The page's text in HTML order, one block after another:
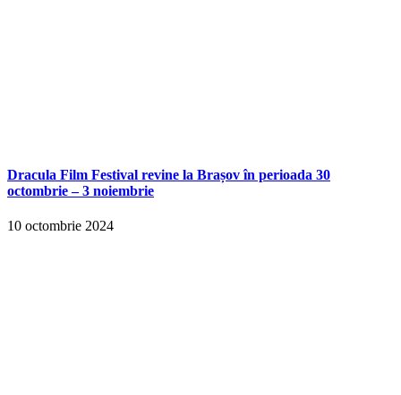
Dracula Film Festival revine la Brașov în perioada 30
octombrie – 3 noiembrie
10 octombrie 2024